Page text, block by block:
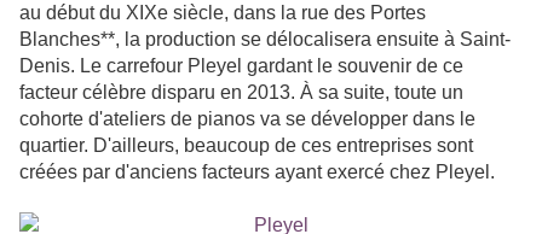
au début du XIXe siècle, dans la rue des Portes
Blanches**, la production se délocalisera ensuite à Saint-
Denis. Le carrefour Pleyel gardant le souvenir de ce
facteur célèbre disparu en 2013. À sa suite, toute un
cohorte d'ateliers de pianos va se développer dans le
quartier. D'ailleurs, beaucoup de ces entreprises sont
créées par d'anciens facteurs ayant exercé chez Pleyel.